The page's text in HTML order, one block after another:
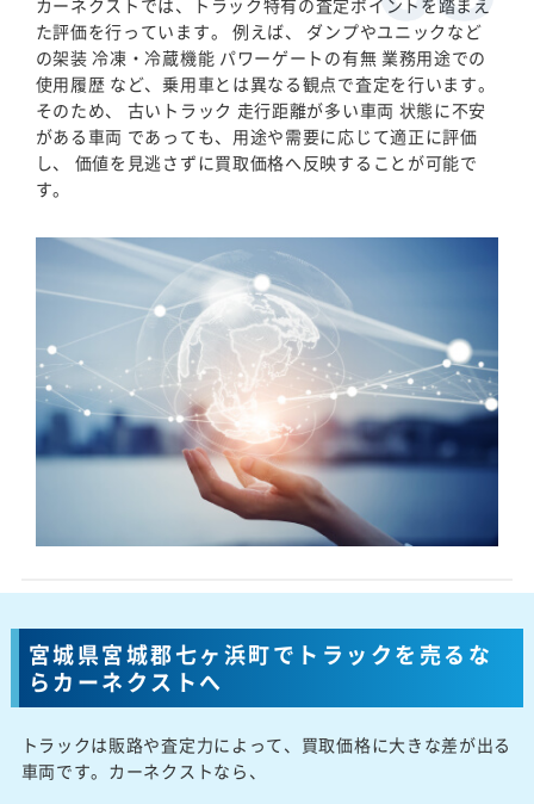
た評価を行っています。 例えば、 ダンプやユニックなど
の架装 冷凍・冷蔵機能 パワーゲートの有無 業務用途での
使用履歴 など、乗用車とは異なる観点で査定を行います。
そのため、 古いトラック 走行距離が多い車両 状態に不安
がある車両 であっても、用途や需要に応じて適正に評価
し、 価値を見逃さずに買取価格へ反映することが可能で
す。
宮城県宮城郡七ヶ浜町でトラックを売るな
らカーネクストへ
トラックは販路や査定力によって、買取価格に大きな差が出る
車両です。カーネクストなら、